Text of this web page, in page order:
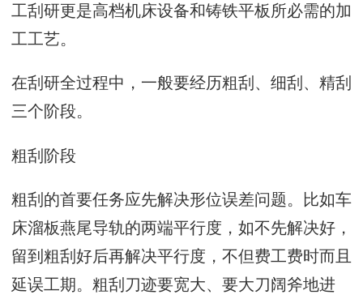
工刮研更是高档机床设备和铸铁平板所必需的加
工工艺。
在刮研全过程中，一般要经历粗刮、细刮、精刮
三个阶段。
粗刮阶段
粗刮的首要任务应先解决形位误差问题。比如车
床溜板燕尾导轨的两端平行度，如不先解决好，
留到粗刮好后再解决平行度，不但费工费时而且
延误工期。粗刮刀迹要宽大、要大刀阔斧地进